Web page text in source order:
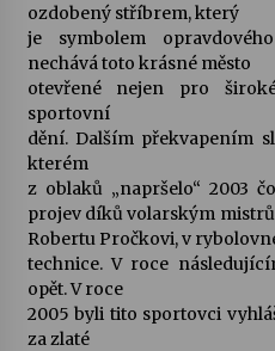
ozdobený stříbrem, který
je symbolem
nechává toto krásné město
otevřené nejen pro
sportovní
dění. Dalším překvapením
kterém
z oblaků „napršelo“ 2003
projev díků volarským
Robertu Pročkovi, v
technice. V roce
opět. V roce
2005 byli tito sportovci
za zlaté